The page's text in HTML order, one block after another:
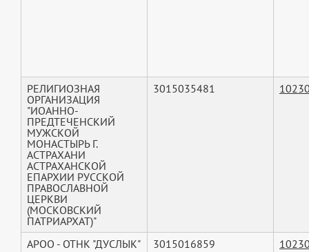
РЕЛИГИОЗНАЯ
ОРГАНИЗАЦИЯ
"ИОАННО-
ПРЕДТЕЧЕНСКИЙ
МУЖСКОЙ
МОНАСТЫРЬ Г.
АСТРАХАНИ
АСТРАХАНСКОЙ
ЕПАРХИИ РУССКОЙ
ПРАВОСЛАВНОЙ
ЦЕРКВИ
(МОСКОВСКИЙ
ПАТРИАРХАТ)"
3015035481
АРОО - ОТНК "ДУСЛЫК" 3015016859